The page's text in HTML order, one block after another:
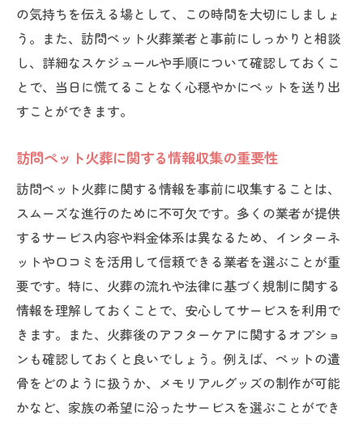
の気持ちを伝える場として、この時間を大切にしましょ
う。また、訪問ペット火葬業者と事前にしっかりと相談
し、詳細なスケジュールや手順について確認しておくこ
とで、当日に慌てることなく心穏やかにペットを送り出
すことができます。
訪問ペット火葬に関する情報収集の重要性
訪問ペット火葬に関する情報を事前に収集することは、
スムーズな進行のために不可欠です。多くの業者が提供
するサービス内容や料金体系は異なるため、インターネ
ットや口コミを活用して信頼できる業者を選ぶことが重
要です。特に、火葬の流れや法律に基づく規制に関する
情報を理解しておくことで、安心してサービスを利用で
きます。また、火葬後のアフターケアに関するオプショ
ンも確認しておくと良いでしょう。例えば、ペットの遺
骨をどのように扱うか、メモリアルグッズの制作が可能
かなど、家族の希望に沿ったサービスを選ぶことができ